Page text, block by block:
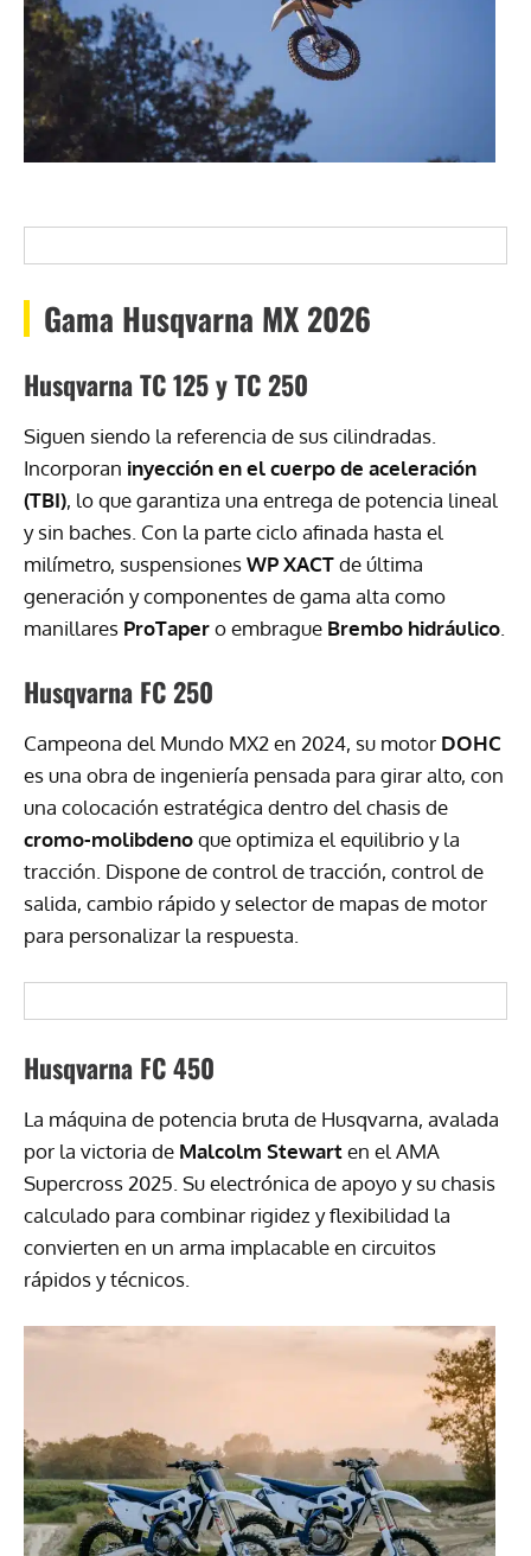
Gama Husqvarna MX 2026
Husqvarna TC 125 y TC 250
Siguen siendo la referencia de sus cilindradas.
Incorporan inyección en el cuerpo de aceleración
(TBI), lo que garantiza una entrega de potencia lineal
y sin baches. Con la parte ciclo afinada hasta el
milímetro, suspensionesWP XACTde última
generación y componentes de gama alta como
manillares ProTapero embrague Brembo hidráulico
Husqvarna FC 250
Campeona del Mundo MX2 en 2024, su motor DOHC
es una obra de ingeniería pensada para girar alto, con
una colocación estratégica dentro del chasis de
cromo-molibdenoque optimiza el equilibrio y la
tracción. Dispone de control de tracción, control de
salida, cambio rápido y selector de mapas de motor
para personalizar la respuesta.
Husqvarna FC 450
La máquina de potencia bruta de Husqvarna, avalada
por la victoria de Malcolm Stewarten el AMA
Supercross 2025. Su electrónica de apoyo y su chasis
calculado para combinar rigidez y flexibilidad la
convierten en un arma implacable en circuitos
rápidos y técnicos.